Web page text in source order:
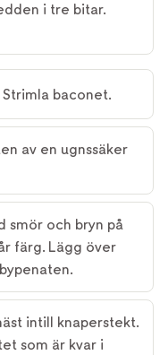
i tre bitar.
Strimla baconet.
av en ugnssäker
smör och bryn på
färg. Lägg över
intill knaperstekt.
som är kvar i